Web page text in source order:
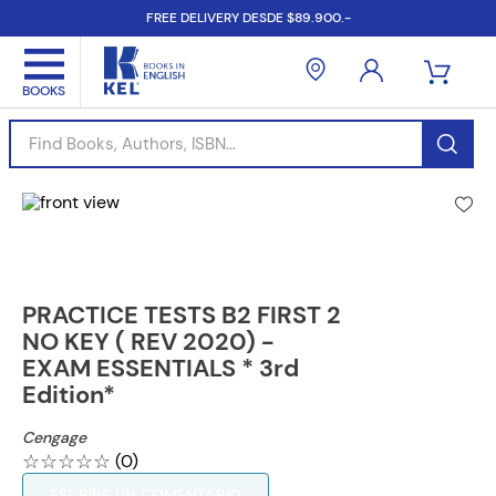
FREE DELIVERY DESDE $89.900.-
Find Books, Authors, ISBN...
PRACTICE TESTS B2 FIRST 2
NO KEY ( REV 2020) -
EXAM ESSENTIALS * 3rd
Edition*
Cengage
☆☆☆☆☆ (0)